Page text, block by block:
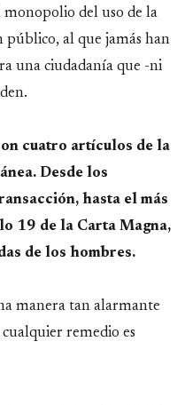
monopolio del uso de la
al que jamás han
una ciudadanía que -ni
cuatro artículos de la
Desde los
hasta el más
19 de la Carta Magna,
de los hombres.
manera tan alarmante
remedio es